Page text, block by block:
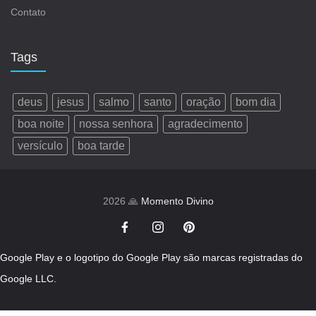
Contato
Tags
deus jesus salmo santo oração
bom dia
boa noite
nossa senhora
agradecimento
versículo
boa tarde
2026 🙏 Momento Divino
Google Play e o logotipo do Google Play são marcas registradas do
Google LLC.